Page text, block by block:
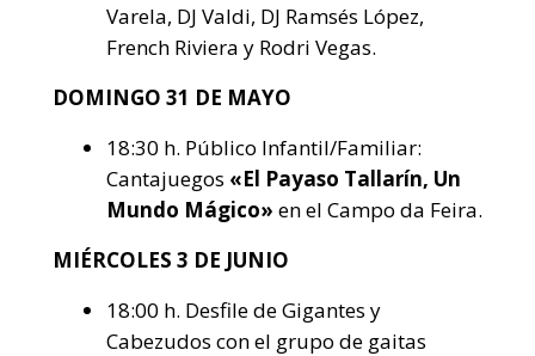
Varela, DJ Valdi, DJ Ramsés López,
French Riviera y Rodri Vegas.
DOMINGO 31 DE MAYO
18:30 h. Público Infantil/Familiar:
Cantajuegos «El Payaso Tallarín, Un
Mundo Mágico» en el Campo da Feira.
MIÉRCOLES 3 DE JUNIO
18:00 h. Desfile de Gigantes y
Cabezudos con el grupo de gaitas